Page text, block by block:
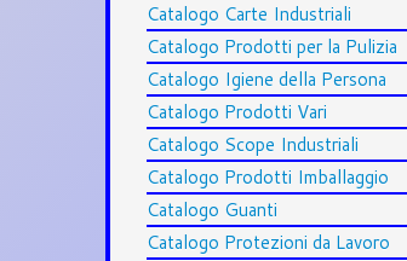
Catalogo Carte Industriali
Catalogo Prodotti per la Pulizia
Catalogo Igiene della Persona
Catalogo Prodotti Vari
Catalogo Scope Industriali
Catalogo Prodotti Imballaggio
Catalogo Guanti
Catalogo Protezioni da Lavoro